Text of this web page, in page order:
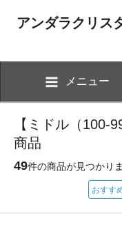
アンダラクリス
メニュー
【ミドル（100-
商品
49件の商品が見つかり
おすす